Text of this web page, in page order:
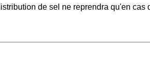
de sel ne reprendra qu'en cas